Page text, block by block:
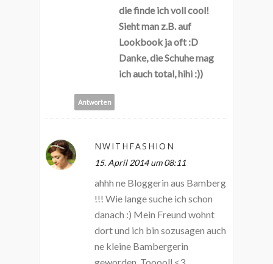
die finde ich voll cool!
Sieht man z.B. auf
Lookbook ja oft :D
Danke, die Schuhe mag
ich auch total, hihi :))
Antworten
NWITHFASHION
15. April 2014 um 08:11
ahhh ne Bloggerin aus Bamberg
!!! Wie lange suche ich schon
danach :) Mein Freund wohnt
dort und ich bin sozusagen auch
ne kleine Bambergerin